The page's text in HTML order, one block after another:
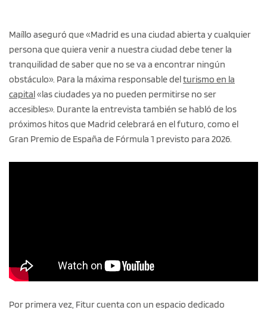
Maíllo aseguró que «Madrid es una ciudad abierta y cualquier
persona que quiera venir a nuestra ciudad debe tener la
tranquilidad de saber que no se va a encontrar ningún
obstáculo». Para la máxima responsable delturismo en la
capital«las ciudades ya no pueden permitirse no ser
accesibles». Durante la entrevista también se habló de los
próximos hitos que Madrid celebrará en el futuro, como el
Gran Premio de España de Fórmula 1 previsto para 2026.
Por primera vez, Fitur cuenta con un espacio dedicado